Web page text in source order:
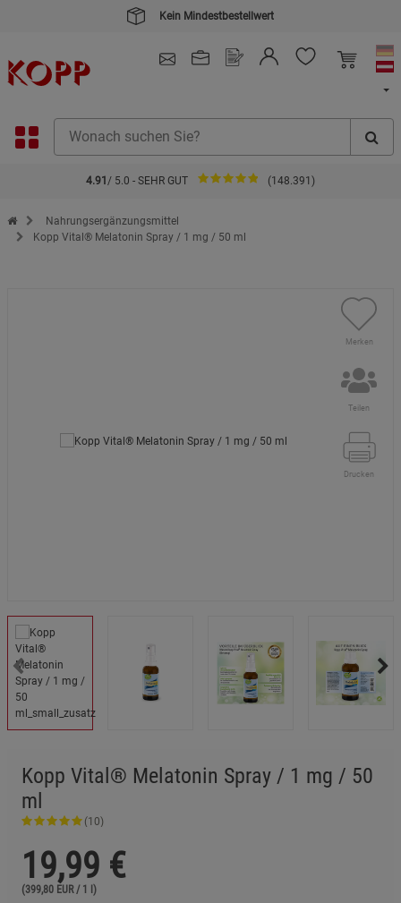
Kein Mindestbestellwert
4.91 / 5.0 - SEHR GUT (148.391)
Zur Startseite des Kopp Verlag Online-Shop
Nahrungsergänzungsmittel
Kopp Vital® Melatonin Spray / 1 mg / 50 ml
Merken
Teilen
Drucken
Kopp Vital® Melatonin Spray / 1 mg / 50
ml
(10)
19,99 €
(399,80 EUR / 1 l)